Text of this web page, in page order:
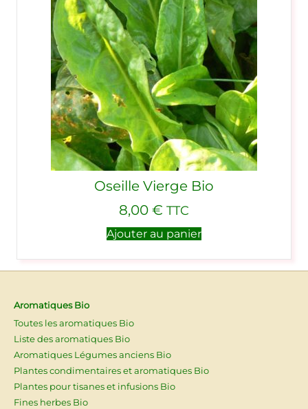
Oseille Vierge Bio
8,00 € TTC
Ajouter au panier
Aromatiques Bio
Toutes les aromatiques Bio
Liste des aromatiques Bio
Aromatiques Légumes anciens Bio
Plantes condimentaires et aromatiques Bio
Plantes pour tisanes et infusions Bio
Fines herbes Bio